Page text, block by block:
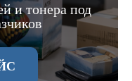
и тонера под